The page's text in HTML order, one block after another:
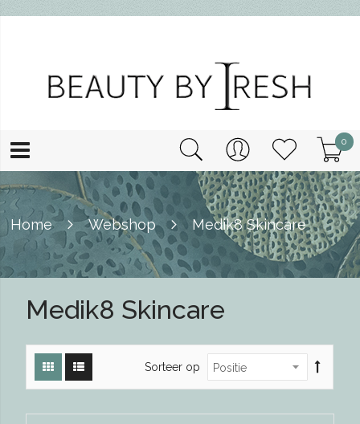
0
Home Webshop Medik8 Skincare
Medik8 Skincare
Sorteer op